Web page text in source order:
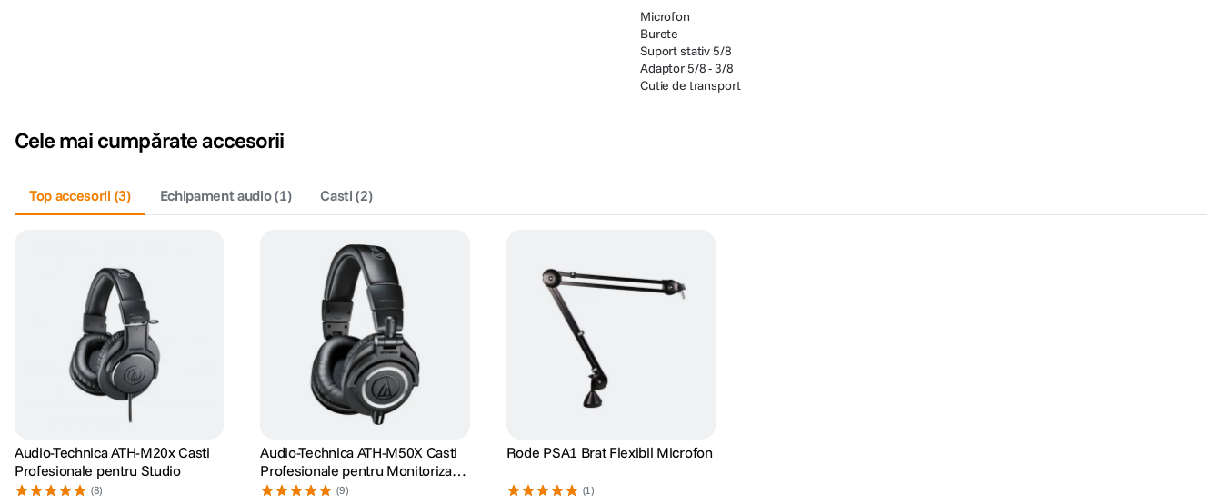
Microfon
Burete
Suport stativ 5/8
Adaptor 5/8 - 3/8
Cutie de transport
Cele mai cumpărate accesorii
Top accesorii (3) Echipament audio(1) Casti (2)
Audio-Technica ATH-M20x Casti
Profesionale pentru Studio
(8)
Audio-Technica ATH-M50X Casti
Profesionale pentru Monitorizare
in Studio
(9)
Rode PSA1 Brat Flexibil Microfon
(1)